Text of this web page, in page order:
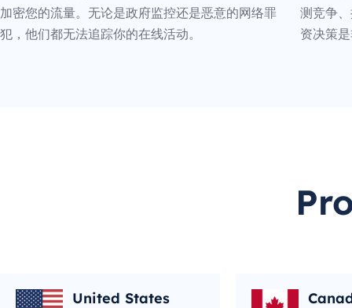
加密您的流量。无论是政府监控还是恶意的网络罪
犯，他们都无法追踪你的在线活动。
测竞争
资决策
United States